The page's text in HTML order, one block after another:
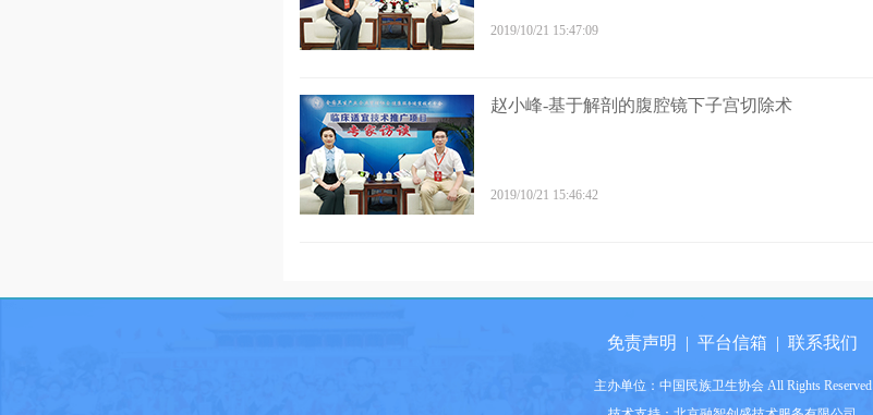
2019/10/21 15:47:09
赵小峰-基于解剖的腹腔镜下子宫切除术
2019/10/21 15:46:42
免责声明 | 平台信箱 | 联系我们
主办单位：中国民族卫生协会 All Rights Reserved